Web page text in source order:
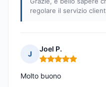
regolare il servizio
J
Joel P.
Nota: 5 su 5
Molto buono